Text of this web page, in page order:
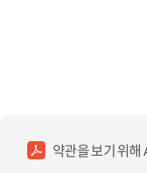
약관을 보기 위해